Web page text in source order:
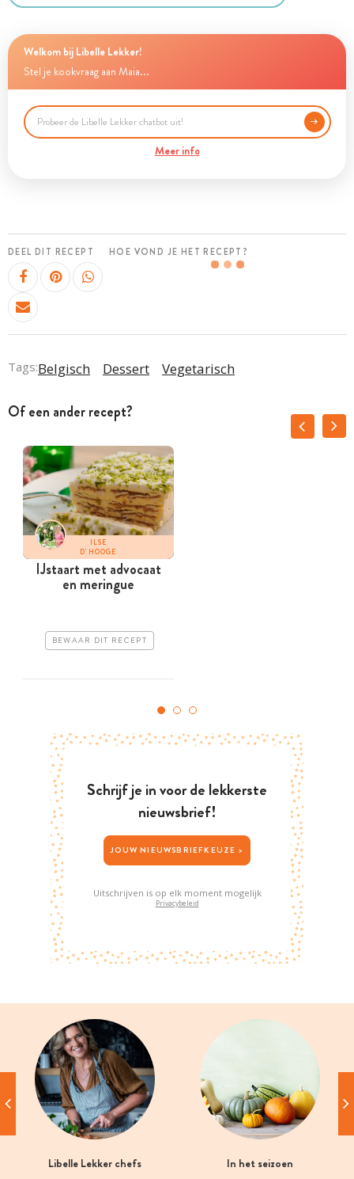
Welkom bij Libelle Lekker!
Stel je kookvraag aan Maia...
Meer info
DEEL DIT RECEPT HOE VOND JE HET RECEPT?
Tags:Belgisch Dessert Vegetarisch
Of een ander recept?
ILSE
D'HOOGE
IJstaart met advocaat
en meringue
BEWAAR DIT RECEPT
Schrijf je in voor de lekkerste
nieuwsbrief!
JOUW NIEUWSBRIEFKEUZE >
Uitschrijven is op elk moment mogelijk
Privacybeleid
Libelle Lekker chefs In het seizoen